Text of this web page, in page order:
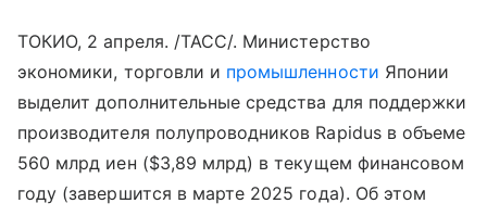
ТОКИО, 2 апреля. /ТАСС/. Министерство
экономики, торговли и промышленности Японии
выделит дополнительные средства для поддержки
производителя полупроводников Rapidus в объеме
560 млрд иен ($3,89 млрд) в текущем финансовом
году (завершится в марте 2025 года). Об этом